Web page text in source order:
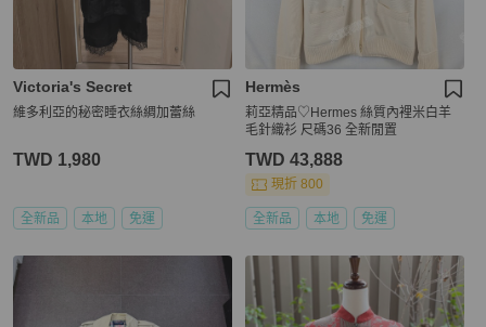
Victoria's Secret
維多利亞的秘密睡衣絲綢加蕾絲
TWD 1,980
全新品 本地 免運
Hermès
莉亞精品♡Hermes 絲質內裡米白羊
毛針織衫 尺碼36 全新閒置
TWD 43,888
現折 800
全新品 本地 免運